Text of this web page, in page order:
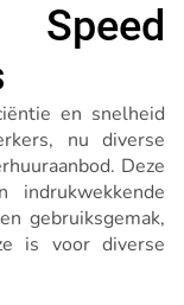
en snelheid
nu diverse
Deze
indrukwekkende
gebruiksgemak,
is voor diverse